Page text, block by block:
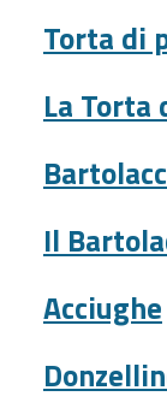
Torta di
La
Il
Acciughe